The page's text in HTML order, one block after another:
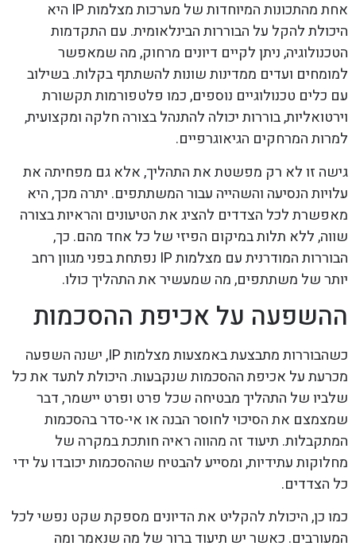
אחת מהתכונות המיוחדות של מערכות מצלמות IP היא
היכולת להקל על הבוררות הבינלאומית. עם התקדמות
הטכנולוגיה, ניתן לקיים דיונים מרחוק, מה שמאפשר
למומחים ועדים ממדינות שונות להשתתף בקלות. בשילוב
עם כלים טכנולוגיים נוספים, כמו פלטפורמות תקשורת
וירטואליות, בוררות יכולה להתנהל בצורה חלקה ומקצועית,
למרות המרחקים הגיאוגרפיים.
גישה זו לא רק מפשטת את התהליך, אלא גם מפחיתה את
עלויות הנסיעה והשהייה עבור המשתתפים. יתרה מכך, היא
מאפשרת לכל הצדדים להציג את הטיעונים והראיות בצורה
שווה, ללא תלות במיקום הפיזי של כל אחד מהם. כך,
הבוררות המודרנית עם מצלמות IP נפתחת בפני מגוון רחב
יותר של משתתפים, מה שמעשיר את התהליך כולו.
ההשפעה על אכיפת ההסכמות
כשהבוררות מתבצעת באמצעות מצלמות IP, ישנה השפעה
מכרעת על אכיפת ההסכמות שנקבעות. היכולת לתעד את כל
שלביו של התהליך מבטיחה שכל פרט ופרט יישמר, דבר
שמצמצם את הסיכוי לחוסר הבנה או אי-סדר בהסכמות
המתקבלות. תיעוד זה מהווה ראיה חותכת במקרה של
מחלוקות עתידיות, ומסייע להבטיח שההסכמות יכובדו על ידי
כל הצדדים.
כמו כן, היכולת להקליט את הדיונים מספקת שקט נפשי לכל
המעורבים. כאשר יש תיעוד ברור של מה שנאמר ומה